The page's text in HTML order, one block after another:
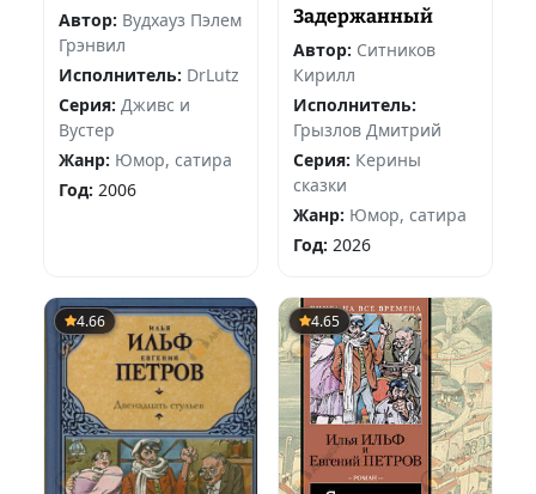
Автор: Вудхауз Пэлем
Грэнвил
Исполнитель: DrLutz
Серия: Дживс и
Вустер
Жанр: Юмор, сатира
Год: 2006
Задержанный
Автор: Ситников
Кирилл
Исполнитель:
Грызлов Дмитрий
Серия: Керины
сказки
Жанр: Юмор, сатира
Год: 2026
4.66 4.65